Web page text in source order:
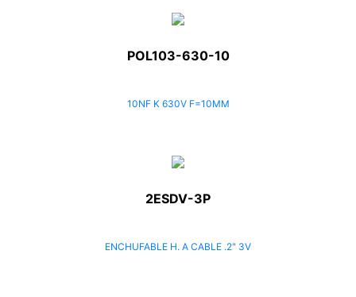
POL103-630-10
10NF K 630V F=10MM
2ESDV-3P
ENCHUFABLE H. A CABLE .2" 3V